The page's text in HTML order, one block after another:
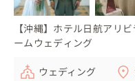
【沖縄】ホテル日航アリ
ームウェディング
ウェディング